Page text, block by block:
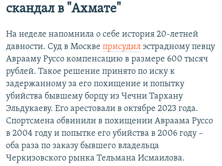
скандал в "Ахмате"
На неделе напомнила о себе история 20-летней
давности. Суд в Москве присудил эстрадному певцу
Аврааму Руссо компенсацию в размере 600 тысяч
рублей. Такое решение принято по иску к
задержанному за его похищение и попытку
убийства бывшему борцу из Чечни Тархану
Эльдукаеву. Его арестовали в октябре 2023 года.
Спортсмена обвинили в похищении Авраама Руссо
в 2004 году и попытке его убийства в 2006 году –
оба раза по заказу бывшего владельца
Черкизовского рынка Тельмана Исмаилова.